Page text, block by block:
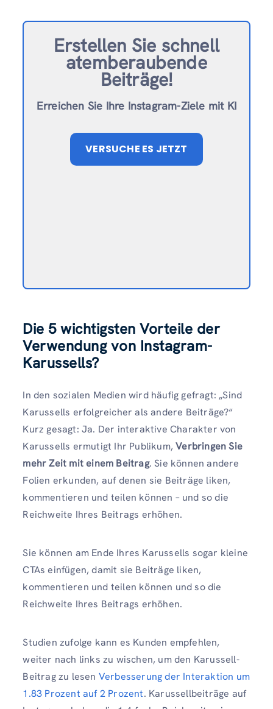
Erstellen Sie schnell
atemberaubende
Beiträge!
Erreichen Sie Ihre Instagram-Ziele mit KI
VERSUCHE ES JETZT
Die 5 wichtigsten Vorteile der
Verwendung von Instagram-
Karussells?
In den sozialen Medien wird häufig gefragt: „Sind
Karussells erfolgreicher als andere Beiträge?“
Kurz gesagt: Ja. Der interaktive Charakter von
Karussells ermutigt Ihr Publikum,Verbringen Sie
mehr Zeit mit einem Beitrag. Sie können andere
Folien erkunden, auf denen sie Beiträge liken,
kommentieren und teilen können – und so die
Reichweite Ihres Beitrags erhöhen.
Sie können am Ende Ihres Karussells sogar kleine
CTAs einfügen, damit sie Beiträge liken,
kommentieren und teilen können und so die
Reichweite Ihres Beitrags erhöhen.
Studien zufolge kann es Kunden empfehlen,
weiter nach links zu wischen, um den Karussell-
Beitrag zu lesen Verbesserung der Interaktion um
1.83 Prozent auf 2 Prozent. Karussellbeiträge auf